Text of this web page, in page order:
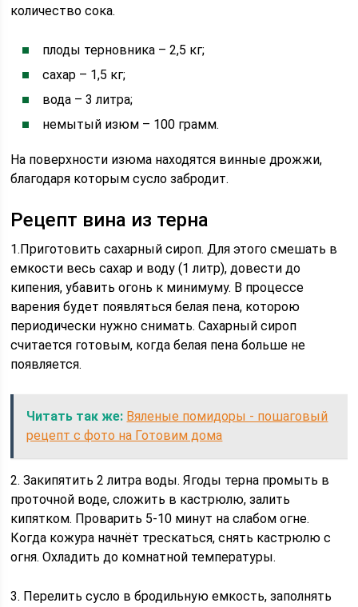
количество сока.
плоды терновника – 2,5 кг;
сахар – 1,5 кг;
вода – 3 литра;
немытый изюм – 100 грамм.
На поверхности изюма находятся винные дрожжи,
благодаря которым сусло забродит.
Рецепт вина из терна
1.Приготовить сахарный сироп. Для этого смешать в
емкости весь сахар и воду (1 литр), довести до
кипения, убавить огонь к минимуму. В процессе
варения будет появляться белая пена, которою
периодически нужно снимать. Сахарный сироп
считается готовым, когда белая пена больше не
появляется.
Читать так же: Вяленые помидоры - пошаговый
рецепт с фото на Готовим дома
2. Закипятить 2 литра воды. Ягоды терна промыть в
проточной воде, сложить в кастрюлю, залить
кипятком. Проварить 5-10 минут на слабом огне.
Когда кожура начнёт трескаться, снять кастрюлю с
огня. Охладить до комнатной температуры.
3. Перелить сусло в бродильную емкость, заполнять